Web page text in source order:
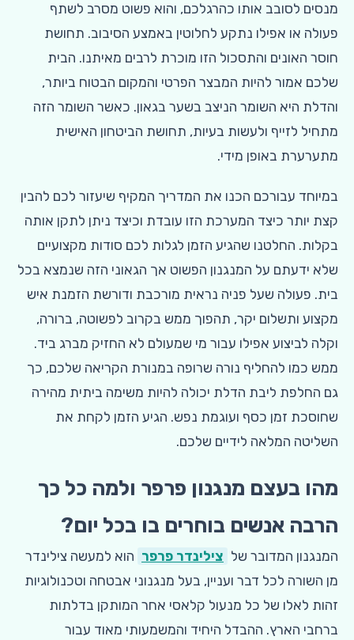
מנסים לסובב אותו כהרגלכם, והוא פשוט מסרב לשתף
פעולה או אפילו נתקע לחלוטין באמצע הסיבוב. תחושת
חוסר האונים והתסכול הזו מוכרת לרבים מאיתנו. הבית
שלכם אמור להיות המבצר הפרטי והמקום הבטוח ביותר,
והדלת היא השומר הניצב בשער בגאון. כאשר השומר הזה
מתחיל לזייף ולעשות בעיות, תחושת הביטחון האישית
מתערערת באופן מידי.
במיוחד עבורכם הכנו את המדריך המקיף שיעזור לכם להבין
קצת יותר כיצד המערכת הזו עובדת וכיצד ניתן לתקן אותה
בקלות. החלטנו שהגיע הזמן לגלות לכם סודות מקצועיים
שלא ידעתם על המנגנון הפשוט אך הגאוני הזה שנמצא בכל
בית. פעולה שעל פניה נראית מורכבת ודורשת הזמנת איש
מקצוע ותשלום יקר, תהפוך ממש בקרוב לפשוטה, ברורה,
וקלה לביצוע אפילו עבור מי שמעולם לא החזיק מברג ביד.
ממש כמו להחליף נורה שרופה במנורת הקריאה שלכם, כך
גם החלפת ליבת הדלת יכולה להיות משימה ביתית מהירה
שחוסכת זמן כסף ועוגמת נפש. הגיע הזמן לקחת את
השליטה המלאה לידיים שלכם.
מהו בעצם מנגנון פרפר ולמה כל כך
הרבה אנשים בוחרים בו בכל יום?
המנגנון המדובר של צילינדר פרפר הוא למעשה צילינדר
מן השורה לכל דבר ועניין, בעל מנגנוני אבטחה וטכנולוגיות
זהות לאלו של כל מנעול קלאסי אחר המותקן בדלתות
ברחבי הארץ. ההבדל היחיד והמשמעותי מאוד עבור